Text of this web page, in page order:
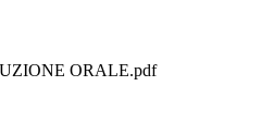
ORALE.pdf